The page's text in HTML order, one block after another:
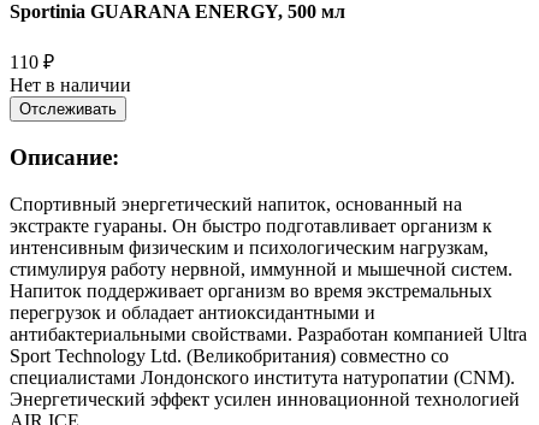
Sportinia GUARANA ENERGY, 500 мл
110 ₽
Нет в наличии
Отслеживать
Описание:
Спортивный энергетический напиток, основанный на
экстракте гуараны. Он быстро подготавливает организм к
интенсивным физическим и психологическим нагрузкам,
стимулируя работу нервной, иммунной и мышечной систем.
Напиток поддерживает организм во время экстремальных
перегрузок и обладает антиоксидантными и
антибактериальными свойствами. Разработан компанией Ultra
Sport Technology Ltd. (Великобритания) совместно со
специалистами Лондонского института натуропатии (CNM).
Энергетический эффект усилен инновационной технологией
AIR ICE.